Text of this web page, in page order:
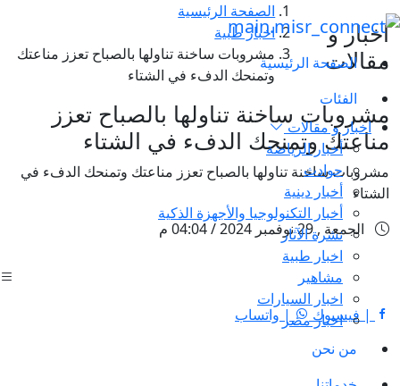
الصفحة الرئيسية
الفئات
اخبار و مقالات
أخبار الرياضة
حوادث
أخبار دينية
أخبار التكنولوجيا والأجهزة الذكية
نشرة الآثار
اخبار طبية
مشاهير
اخبار السيارات
اخبار مصر
من نحن
اخبار و
مقالات
الصفحة الرئيسية
اخبار طبية
مشروبات ساخنة تناولها بالصباح تعزز مناعتك
وتمنحك الدفء في الشتاء
مشروبات ساخنة تناولها بالصباح تعزز
مناعتك وتمنحك الدفء في الشتاء
مشروبات ساخنة تناولها بالصباح تعزز مناعتك وتمنحك الدفء في
الشتاء
الجمعة , 29 نوفمبر 2024 / 04:04 م
| فيسبوك | واتساب